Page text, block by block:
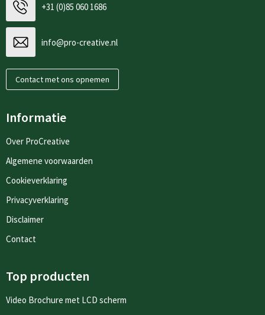
+31 (0)85 060 1686
info@pro-creative.nl
Contact met ons opnemen
Informatie
Over ProCreative
Algemene voorwaarden
Cookieverklaring
Privacyverklaring
Disclaimer
Contact
Top producten
Video Brochure met LCD scherm